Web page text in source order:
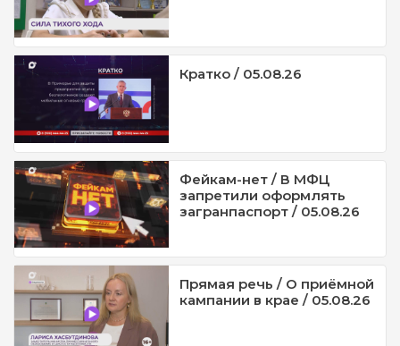
Кратко / 05.08.26
Фейкам-нет / В МФЦ
запретили оформлять
загранпаспорт / 05.08.26
Прямая речь / О приёмной
кампании в крае / 05.08.26